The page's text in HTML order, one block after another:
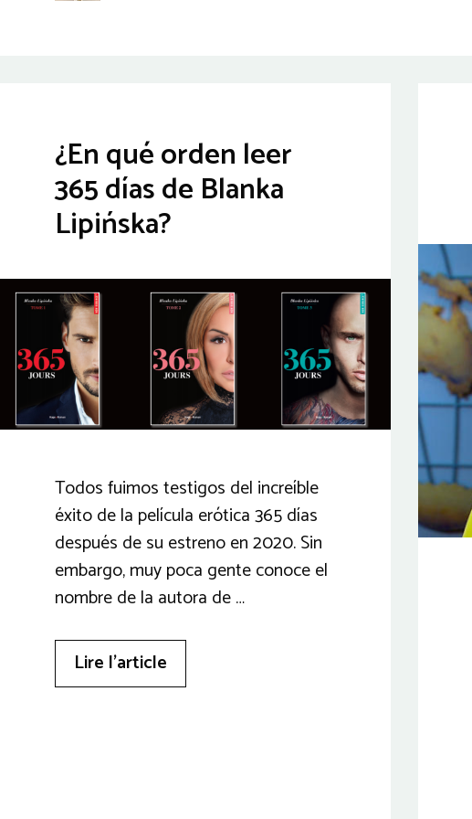
¿En qué orden leer
365 días de Blanka
Lipińska?
Todos fuimos testigos del increíble
éxito de la película erótica 365 días
después de su estreno en 2020. Sin
embargo, muy poca gente conoce el
nombre de la autora de …
Lire l’article